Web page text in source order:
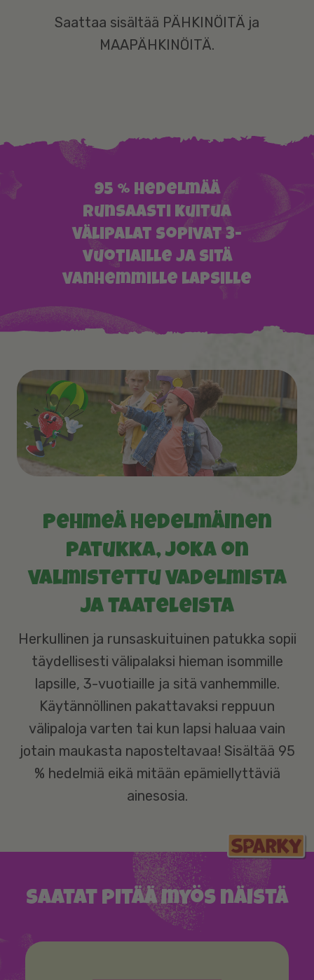
Saattaa sisältää PÄHKINÖITÄ ja
MAAPÄHKINÖITÄ.
95 % hedelmää
Runsaasti kuitua
Välipalat sopivat 3-
vuotiaille ja sitä
vanhemmille lapsille
Pehmeä hedelmäinen
patukka, joka on
valmistettu vadelmista
ja taateleista
Herkullinen ja runsaskuituinen patukka sopii
täydellisesti välipalaksi hieman isommille
lapsille, 3-vuotiaille ja sitä vanhemmille.
Käytännöllinen pakattavaksi reppuun
välipaloja varten tai kun lapsi haluaa vain
jotain maukasta naposteltavaa! Sisältää 95
% hedelmiä eikä mitään epämiellyttäviä
ainesosia.
Saatat pitää myös näistä